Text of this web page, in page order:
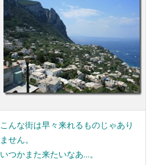
こんな街は早々来れるものじゃあり
ません。
いつかまた来たいなあ…。